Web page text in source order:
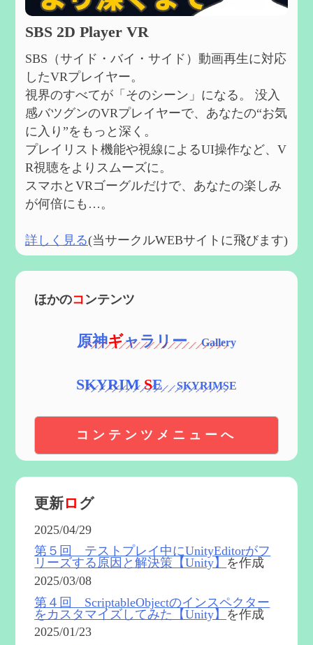
SBS 2D Player VR
SBS（サイド・バイ・サイド）動画再生に対応
したVRプレイヤー。
視界のすべてが「そのシーン」になる。 没入
感バツグンのVRプレイヤーで、あなたの“お気
に入り”をもっと深く。
プレイリスト機能や視線によるUI操作など、V
R視聴をよりスムーズに。
スマホとVRゴーグルだけで、あなたの楽しみ
が何倍にも…。
詳しく見る(当サークルWEBサイトに飛びます)
ほかのコ ンテンツ
原神ギャラリー
SKYRIMSE
コンテンツメニューへ
更新ロ グ
2025/04/29
第５回 テストプレイ中にUnityEditorがフ
リーズする原因と解決策【Unity】 を作成
2025/03/08
第４回 ScriptableObjectのインスペクター
をカスタマイズしてみた【Unity】 を作成
2025/01/23